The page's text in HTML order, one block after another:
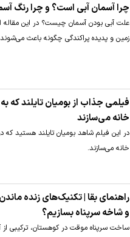
چرا آسمان آبی است؟ و چرا رنگ
علت آبی بودن آسمان چیست؟ در این مقاله
زمین و پدیده پراکندگی چگونه باعث
فیلمی جذاب از بومیان تایلند که
خانه می‌سازند
در این فیلم شاهد بومیان تایلند هستید
خانه می‌سازند.
راهنمای بقا | تکنیک‌های زنده
و شاخه سرپناه بسازیم؟
ساخت سرپناه موقت در کوهستان، ترکیبی